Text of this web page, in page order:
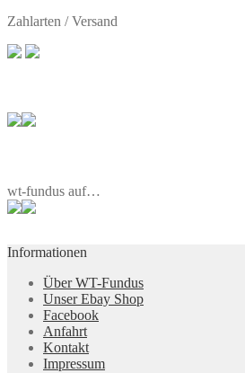
Zahlarten / Versand
wt-fundus auf…
Informationen
Über WT-Fundus
Unser Ebay Shop
Facebook
Anfahrt
Kontakt
Impressum